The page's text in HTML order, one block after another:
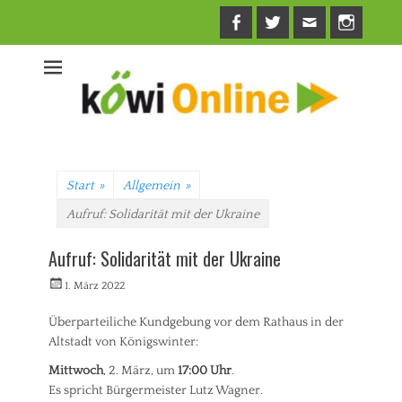
Facebook
Twitter
Mail
Start » Allgemein »
Aufruf: Solidarität mit der Ukraine
Aufruf: Solidarität mit der Ukraine
Veröffentlicht
1. März 2022
Überparteiliche Kundgebung vor dem Rathaus in der
Altstadt von Königswinter:
Mittwoch, 2. März, um17:00 Uhr.
Es spricht Bürgermeister Lutz Wagner.